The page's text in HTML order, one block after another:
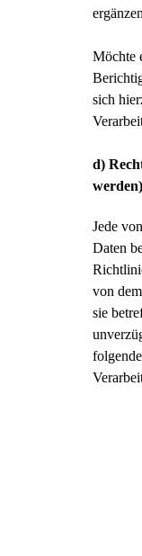
Möchte
sich
d)
werden)
Jede
Daten
von
sie